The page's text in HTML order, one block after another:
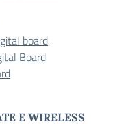
board
Board
E WIRELESS